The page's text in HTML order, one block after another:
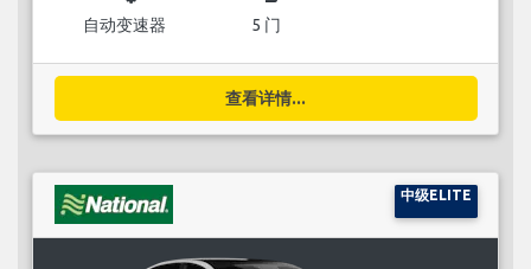
自动变速器 5 门
查看详情...
中级ELITE